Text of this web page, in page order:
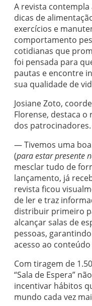
A revista
dicas de
exercícios e
comportamento
cotidianas que
foi pensada para
pautas e encontre
sua qualidade de
Josiane Zoto,
Florense, destaca
dos patrocinadores.
— Tivemos uma
(para estar presente
mesclar tudo de
lançamento, já
revista ficou
de ler e traz
distribuir primeiro
alcançar salas de
pessoas,
acesso ao
Com tiragem de
“Sala de Espera”
incentivar hábitos
mundo cada vez